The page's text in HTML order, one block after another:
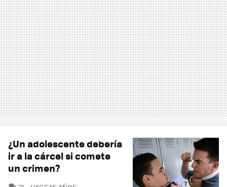
¿Un adolescente debería
ir a la cárcel si comete
un crimen?